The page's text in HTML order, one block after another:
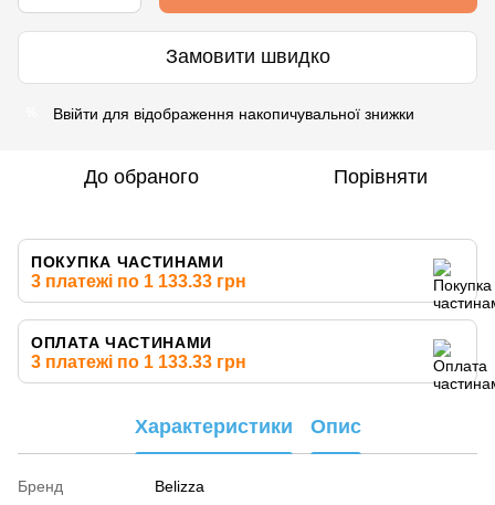
Замовити швидко
Ввійти для відображення накопичувальної знижки
До обраного Порівняти
ПОКУПКА ЧАСТИНАМИ
3 платежі по 1 133.33 грн
ОПЛАТА ЧАСТИНАМИ
3 платежі по 1 133.33 грн
Характеристики Опис
Бренд
Belizza